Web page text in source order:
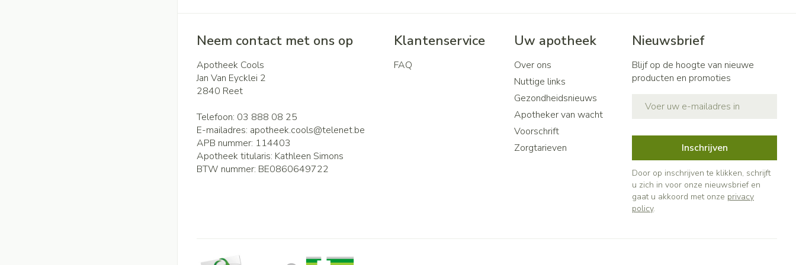
Neem contact met ons op
Apotheek Cools
Jan Van Eycklei 2
2840 Reet
Telefoon: 03 888 08 25
E-mailadres: apotheek.cools@telenet.be
APB nummer: 114403
Apotheek titularis: Kathleen Simons
BTW nummer: BE0860649722
Klantenservice
FAQ
Uw apotheek
Over ons
Nuttige links
Gezondheidsnieuws
Apotheker van wacht
Voorschrift
Zorgtarieven
Nieuwsbrief
Blijf op de hoogte van nieuwe
producten en promoties
Inschrijven
Door op inschrijven te klikken, schrijft
u zich in voor onze nieuwsbrief en
gaat u akkoord met onze privacy
policy.